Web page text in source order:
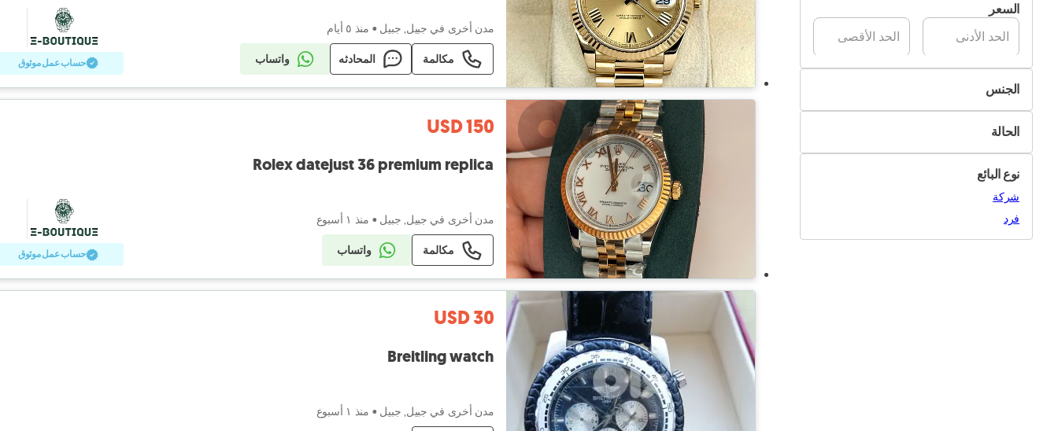
متوفرالسعر
الجنس
رجال
نساءالحالة
جديد
مستعملنوع البائع
شركة
فرد
مدن أخرى في جبيل, جبيل • منذ ٥ أيام
مكالمة المحادثه واتساب حساب عمل موثوق
USD 150
Rolex datejust 36 premium replica
مدن أخرى في جبيل, جبيل • منذ ١ أسبوع
مكالمة واتساب حساب عمل موثوق
USD 30
Breitling watch
مدن أخرى في جبيل, جبيل • منذ ١ أسبوع